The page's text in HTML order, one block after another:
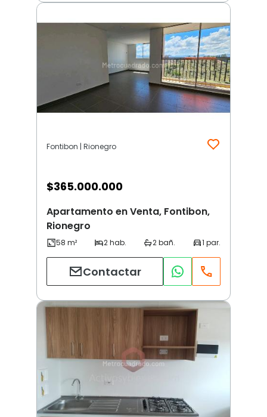
Fontibon | Rionegro
$365.000.000
Apartamento en Venta, Fontibon,
Rionegro
Contactar